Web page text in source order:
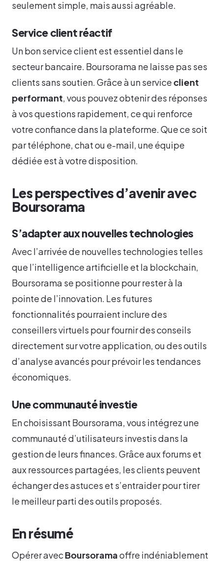
seulement simple, mais aussi agréable.
Service client réactif
Un bon service client est essentiel dans le
secteur bancaire. Boursorama ne laisse pas ses
clients sans soutien. Grâce à un service client
performant, vous pouvez obtenir des réponses
à vos questions rapidement, ce qui renforce
votre confiance dans la plateforme. Que ce soit
par téléphone, chat ou e-mail, une équipe
dédiée est à votre disposition.
Les perspectives d’avenir avec
Boursorama
S’adapter aux nouvelles technologies
Avec l’arrivée de nouvelles technologies telles
que l’intelligence artificielle et la blockchain,
Boursorama se positionne pour rester à la
pointe de l’innovation. Les futures
fonctionnalités pourraient inclure des
conseillers virtuels pour fournir des conseils
directement sur votre application, ou des outils
d’analyse avancés pour prévoir les tendances
économiques.
Une communauté investie
En choisissant Boursorama, vous intégrez une
communauté d’utilisateurs investis dans la
gestion de leurs finances. Grâce aux forums et
aux ressources partagées, les clients peuvent
échanger des astuces et s’entraider pour tirer
le meilleur parti des outils proposés.
En résumé
Opérer avecBoursoramaoffre indéniablement